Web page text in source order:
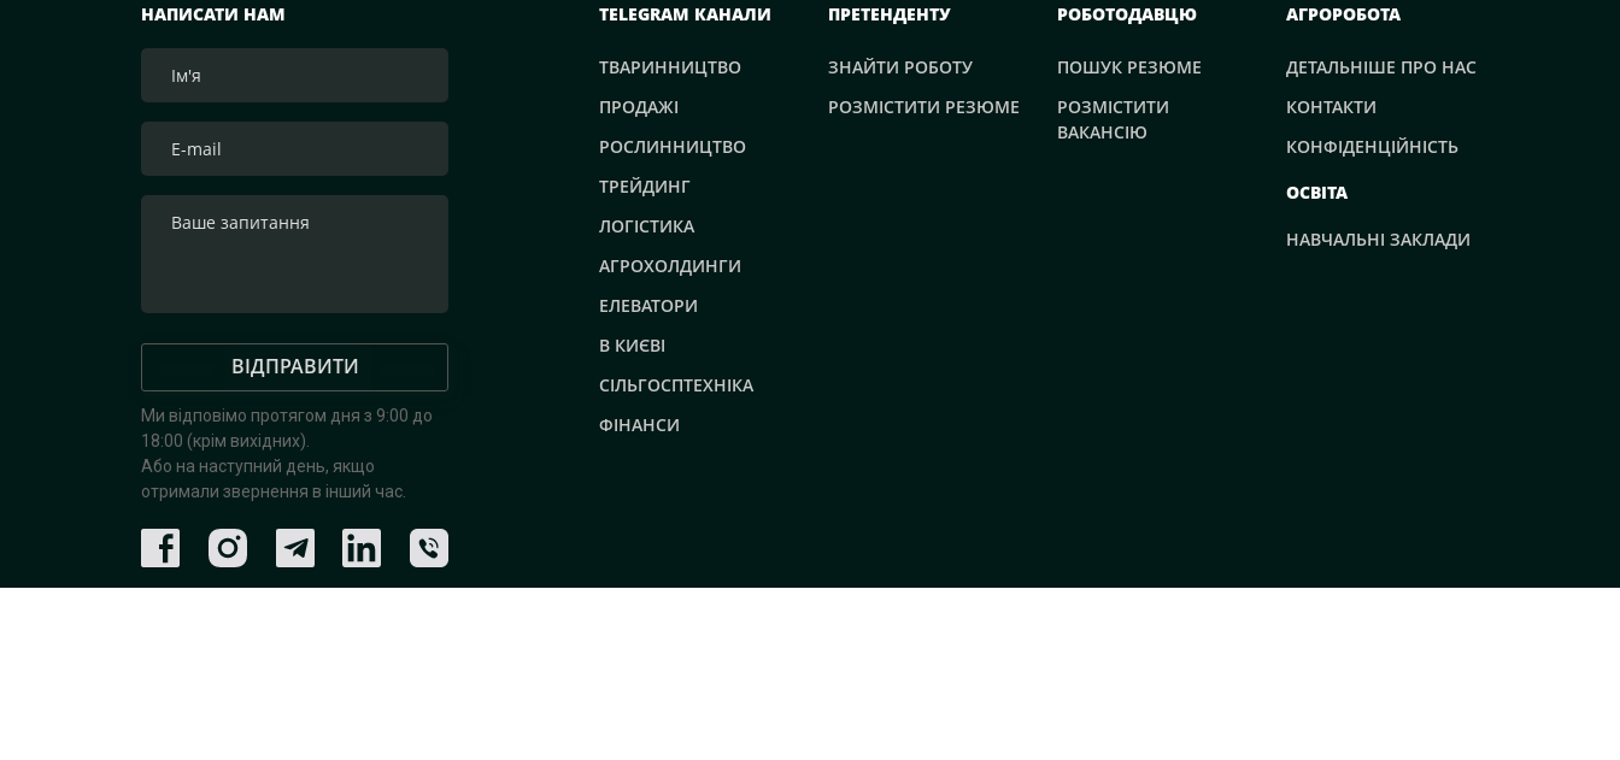
НАПИСАТИ НАМ
ВІДПРАВИТИ
Ми відповімо протягом дня з 9:00 до
18:00 (крім вихідних).
Або на наступний день, якщо
отримали звернення в інший час.
TELEGRAM КАНАЛИ
ТВАРИННИЦТВО
ПРОДАЖІ
РОСЛИННИЦТВО
ТРЕЙДИНГ
ЛОГІСТИКА
АГРОХОЛДИНГИ
ЕЛЕВАТОРИ
В КИЄВІ
СІЛЬГОСПТЕХНІКА
ФІНАНСИ
ПРЕТЕНДЕНТУ
ЗНАЙТИ РОБОТУ
РОЗМІСТИТИ РЕЗЮМЕ
РОБОТОДАВЦЮ
ПОШУК РЕЗЮМЕ
РОЗМІСТИТИ
ВАКАНСІЮ
АГРОРОБОТА
ДЕТАЛЬНІШЕ ПРО НАС
КОНТАКТИ
КОНФІДЕНЦІЙНІСТЬ
ОСВІТА
НАВЧАЛЬНІ ЗАКЛАДИ